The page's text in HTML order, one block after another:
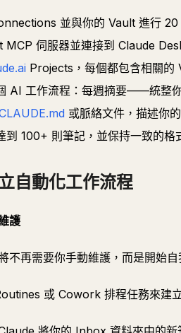
並與你的 Vault 進行 20
MCP 伺服器並連接到 Claude
Projects，每個都包含相關的
AI 工作流程：每週摘要——統整
或脈絡文件，描述你
到 100+ 則筆記，並保持一致的格
自動化工作流程
護
不再需要你手動維護，而是開始自
或 Cowork 排程任務來建